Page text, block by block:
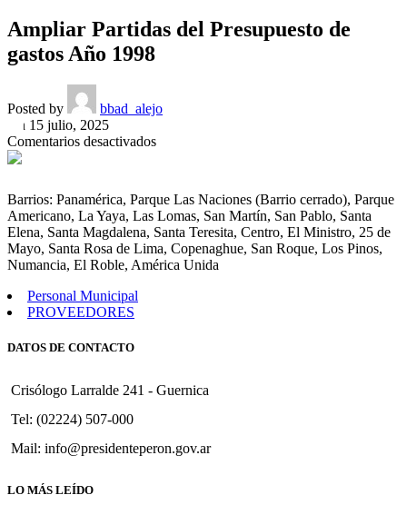
Ampliar Partidas del Presupuesto de
gastos Año 1998
Posted by
bbad_alejo
On 15 julio, 2025
Comentarios desactivadosen
Presupuesto
de
gastos
Año
1998
Barrios: Panamérica, Parque Las Naciones (Barrio cerrado), Parque
Americano, La Yaya, Las Lomas, San Martín, San Pablo, Santa
Elena, Santa Magdalena, Santa Teresita, Centro, El Ministro, 25 de
Mayo, Santa Rosa de Lima, Copenaghue, San Roque, Los Pinos,
Numancia, El Roble, América Unida
Personal Municipal
PROVEEDORES
DATOS DE CONTACTO
Crisólogo Larralde 241 - Guernica
Tel: (02224) 507-000
Mail: info@presidenteperon.gov.ar
LO MÁS LEÍDO